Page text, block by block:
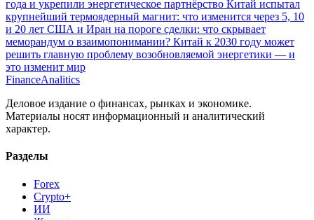
года и укрепили энергетическое партнёрство Китай испытал
крупнейший термоядерный магнит: что изменится через 5, 10
и 20 лет США и Иран на пороге сделки: что скрывает
меморандум о взаимопонимании? Китай к 2030 году может
решить главную проблему возобновляемой энергетики — и
это изменит мир
FinanceAnalitics
Деловое издание о финансах, рынках и экономике.
Материалы носят информационный и аналитический
характер.
Разделы
Forex
Crypto+
ИИ